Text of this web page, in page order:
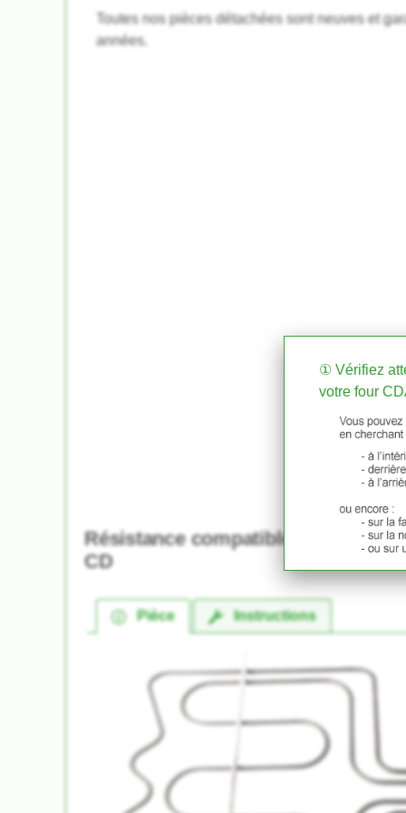
Toutes nos pièces détachées sont neuves et
années.
Résistance compatible pour Four
CD
Pièce Instructions
① Vérifiez
votre four